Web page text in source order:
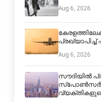
Aug 6, 2026
Aug 6, 2026
സൗദിയിൽ